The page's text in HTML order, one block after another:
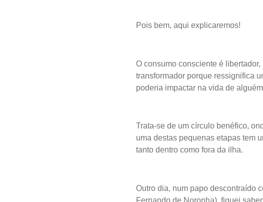
Pois bem, aqui explicaremos!
O consumo consciente é
transformador porque ressignifica
poderia impactar na vida de
Trata-se de um círculo benéfico,
uma destas pequenas etapas tem
tanto dentro como fora da ilha.
Outro dia, num papo descontraído